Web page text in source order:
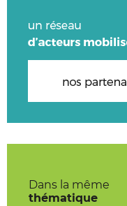
Dans la même
thématique